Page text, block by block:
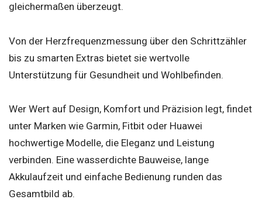
gleichermaßen überzeugt.
Von der Herzfrequenzmessung über den Schrittzähler
bis zu smarten Extras bietet sie wertvolle
Unterstützung für Gesundheit und Wohlbefinden.
Wer Wert auf Design, Komfort und Präzision legt, findet
unter Marken wie Garmin, Fitbit oder Huawei
hochwertige Modelle, die Eleganz und Leistung
verbinden. Eine wasserdichte Bauweise, lange
Akkulaufzeit und einfache Bedienung runden das
Gesamtbild ab.